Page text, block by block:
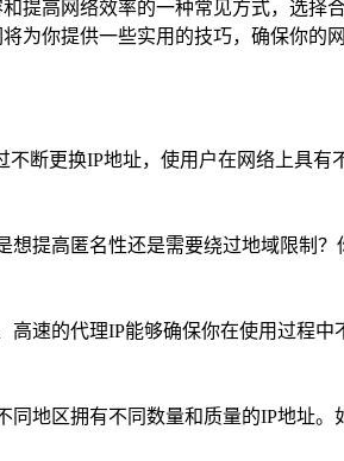
提高网络效率的一种常见方式，选择
为你提供一些实用的技巧，确保你的
断更换IP地址，使用户在网络上具
提高匿名性还是需要绕过地域限制
速的代理IP能够确保你在使用过程
地区拥有不同数量和质量的IP地址